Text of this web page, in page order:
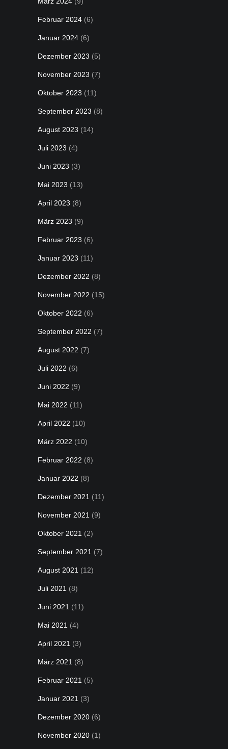
Februar 2024 (6)
Januar 2024 (6)
Dezember 2023 (5)
November 2023 (7)
Oktober 2023 (11)
September 2023 (8)
August 2023 (14)
Juli 2023 (4)
Juni 2023 (3)
Mai 2023 (13)
April 2023 (8)
März 2023 (9)
Februar 2023 (6)
Januar 2023 (11)
Dezember 2022 (8)
November 2022 (15)
Oktober 2022 (6)
September 2022 (7)
August 2022 (7)
Juli 2022 (6)
Juni 2022 (9)
Mai 2022 (11)
April 2022 (10)
März 2022 (10)
Februar 2022 (8)
Januar 2022 (8)
Dezember 2021 (11)
November 2021 (9)
Oktober 2021 (2)
September 2021 (7)
August 2021 (12)
Juli 2021 (8)
Juni 2021 (11)
Mai 2021 (4)
April 2021 (3)
März 2021 (8)
Februar 2021 (5)
Januar 2021 (3)
Dezember 2020 (6)
November 2020 (1)